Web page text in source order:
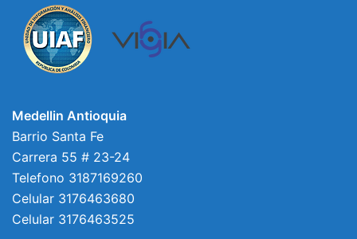
Medellin Antioquia
Barrio Santa Fe
Carrera 55 # 23-24
Telefono 3187169260
Celular 3176463680
Celular 3176463525